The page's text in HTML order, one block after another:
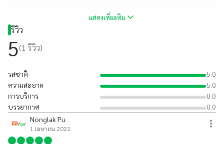
แสดงเพิ่มเติม
รีวิว
5(1 รีวิว)
รสชาติ
5.0
ความสะอาด
5.0
การบริการ
0.0
บรรยากาศ
0.0
Nonglak Pu
1 เมษายน 2022